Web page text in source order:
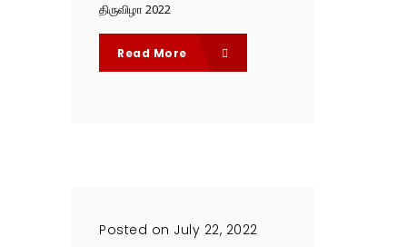
திருவிழா 2022
Read More
Posted on July 22, 2022